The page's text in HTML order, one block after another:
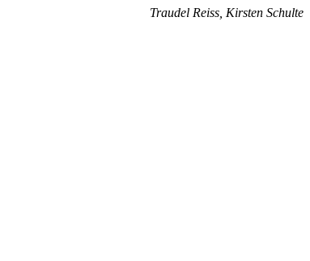
Traudel Reiss, Kirsten Schulte